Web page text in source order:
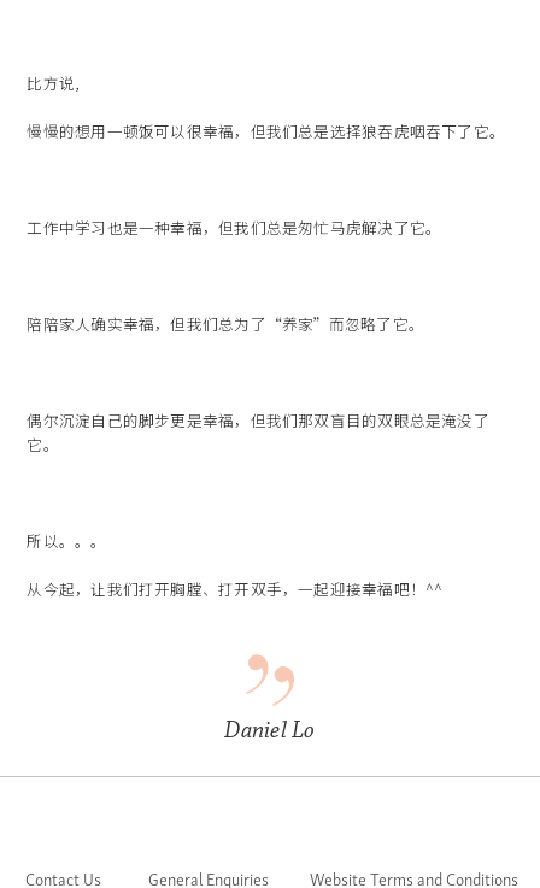
比方说,
慢慢的想用一顿饭可以很幸福，但我们总是选择狼吞虎咽吞下了它。
工作中学习也是一种幸福，但我们总是匆忙马虎解决了它。
陪陪家人确实幸福，但我们总为了“养家”而忽略了它。
偶尔沉淀自己的脚步更是幸福，但我们那双盲目的双眼总是淹没了
它。
所以。。。
从今起，让我们打开胸膛、打开双手，一起迎接幸福吧！^^
Daniel Lo
Contact Us General Enquiries Website Terms and Conditions